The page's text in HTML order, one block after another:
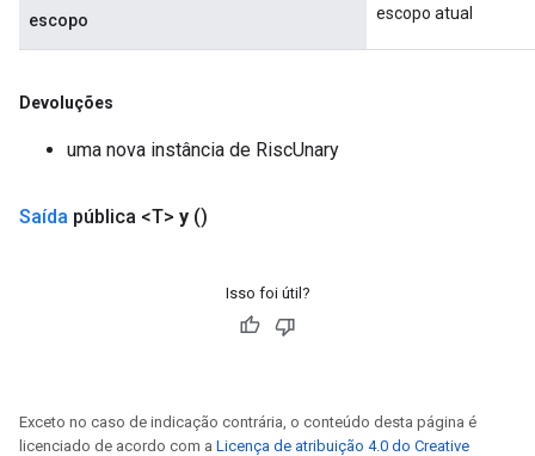
escopo escopo atual
Devoluções
uma nova instância de RiscUnary
Saída pública <T> y ()
Isso foi útil?
Exceto no caso de indicação contrária, o conteúdo desta página é
licenciado de acordo com a Licença de atribuição 4.0 do Creative